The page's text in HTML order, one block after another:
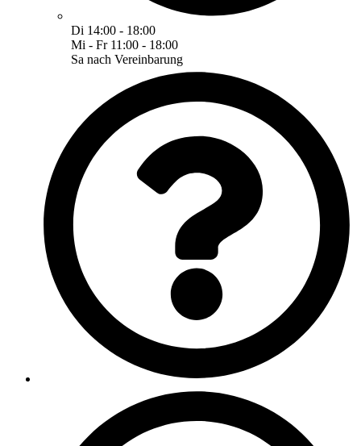
Di 14:00 - 18:00
Mi - Fr 11:00 - 18:00
Sa nach Vereinbarung